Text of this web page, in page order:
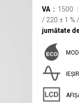
VA 1500
/ 220 ± 1 % /
jumătate